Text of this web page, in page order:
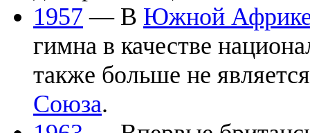
1957 — В Южной
гимна в качестве
также больше не
Союза.